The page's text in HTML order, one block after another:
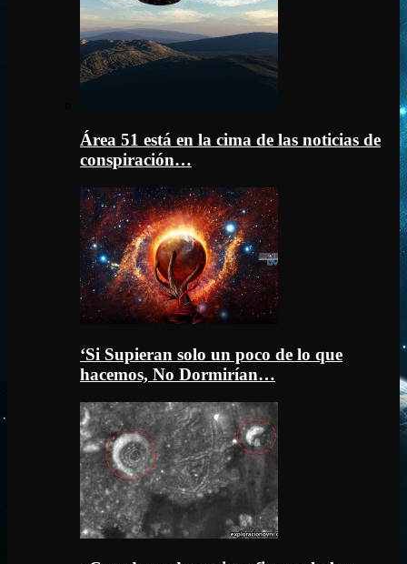
Área 51 está en la cima de las noticias de
conspiración…
‘Si Supieran solo un poco de lo que
hacemos, No Dormirían…